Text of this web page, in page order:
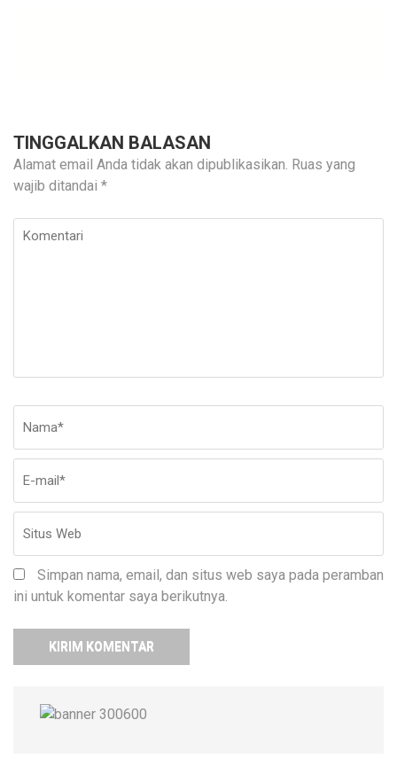
TINGGALKAN BALASAN
Alamat email Anda tidak akan dipublikasikan. Ruas yang
wajib ditandai *
Komentari
Simpan nama, email, dan situs web saya pada peramban
ini untuk komentar saya berikutnya.